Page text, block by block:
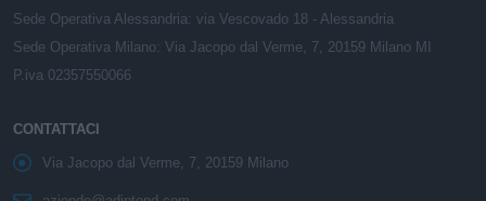
Sede Operativa Alessandria: via Vescovado 18 - Alessandria
Sede Operativa Milano: Via Jacopo dal Verme, 7, 20159 Milano MI
P.iva 02357550066
CONTATTACI
Via Jacopo dal Verme, 7, 20159 Milano